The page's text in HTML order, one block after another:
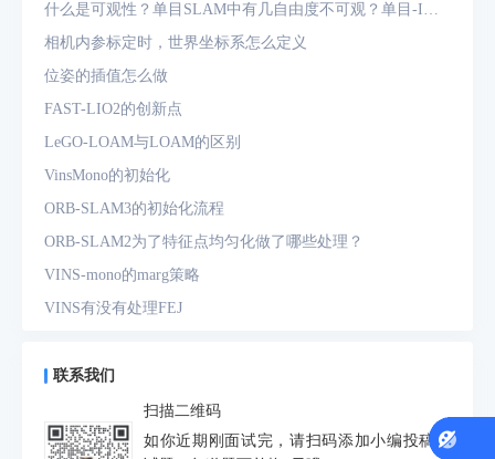
什么是可观性？单目SLAM中有几自由度不可观？单目-IMU
系统中有几自由度不可观？
相机内参标定时，世界坐标系怎么定义
位姿的插值怎么做
FAST-LIO2的创新点
LeGO-LOAM与LOAM的区别
VinsMono的初始化
ORB-SLAM3的初始化流程
ORB-SLAM2为了特征点均匀化做了哪些处理？
VINS-mono的marg策略
VINS有没有处理FEJ
预积分中的bias如何处理
为什么要进行预积分
IMU测量方程是什么？噪声模型是什么？
联系我们
扫描二维码
如你近期刚面试完，请扫码添加小编投稿面